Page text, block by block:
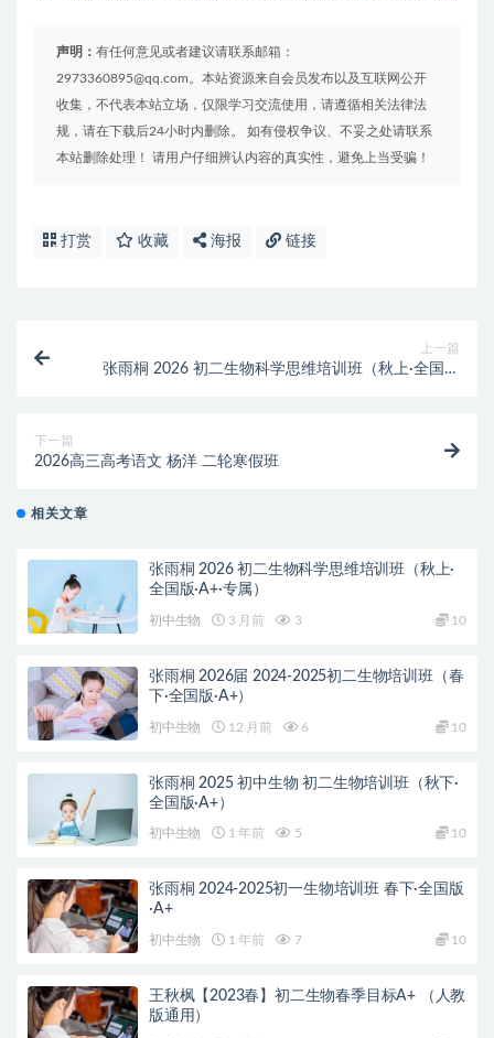
声明： 有任何意见或者建议请联系邮箱：
2973360895@qq.com。本站资源来自会员发布以及互联网公开
收集，不代表本站立场，仅限学习交流使用，请遵循相关法律法
规，请在下载后24小时内删除。 如有侵权争议、不妥之处请联系
本站删除处理！ 请用户仔细辨认内容的真实性，避免上当受骗！
打赏 收藏 海报 链接
上一篇
张雨桐 2026 初二生物科学思维培训班（秋上·全国版
下一篇
2026高三高考语文 杨洋 二轮寒假班
相关文章
张雨桐 2026 初二生物科学思维培训班（秋上·
全国版·A+·专属）
初中生物 3 月前 3 10
张雨桐 2026届 2024-2025初二生物培训班（春
下·全国版·A+）
初中生物 12 月前 6 10
张雨桐 2025 初中生物 初二生物培训班（秋下·
全国版·A+）
初中生物 1 年前 5 10
张雨桐 2024-2025初一生物培训班 春下·全国版
·A+
初中生物 1 年前 7 10
王秋枫【2023春】初二生物春季目标A+ （人教
版通用）